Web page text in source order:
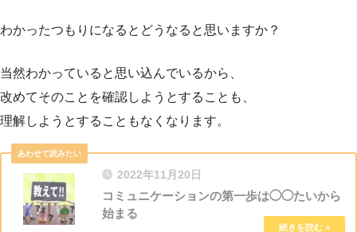
わかったつもりになるとどうなると思いますか？
当然わかっていると思い込んでいるから、
改めてそのことを確認しようとすることも、
理解しようとすることもなくなります。
2022年11月20日
コミュニケーションの第一歩は◯◯たいから
始まる